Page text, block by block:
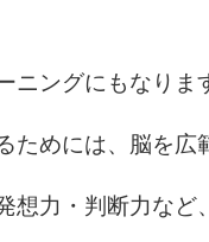
ニングにもなりま
ためには、脳を広
想力・判断力など